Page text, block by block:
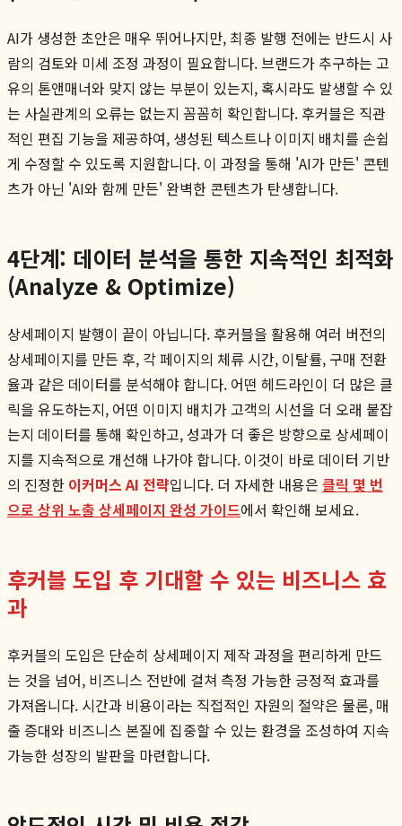
AI가 생성한 초안은 매우 뛰어나지만, 최종 발행 전에는 반드시 사
람의 검토와 미세 조정 과정이 필요합니다. 브랜드가 추구하는 고
유의 톤앤매너와 맞지 않는 부분이 있는지, 혹시라도 발생할 수 있
는 사실관계의 오류는 없는지 꼼꼼히 확인합니다. 후커블은 직관
적인 편집 기능을 제공하여, 생성된 텍스트나 이미지 배치를 손쉽
게 수정할 수 있도록 지원합니다. 이 과정을 통해 'AI가 만든' 콘텐
츠가 아닌 'AI와 함께 만든' 완벽한 콘텐츠가 탄생합니다.
4단계: 데이터 분석을 통한 지속적인 최적화
(Analyze & Optimize)
상세페이지 발행이 끝이 아닙니다. 후커블을 활용해 여러 버전의
상세페이지를 만든 후, 각 페이지의 체류 시간, 이탈률, 구매 전환
율과 같은 데이터를 분석해야 합니다. 어떤 헤드라인이 더 많은 클
릭을 유도하는지, 어떤 이미지 배치가 고객의 시선을 더 오래 붙잡
는지 데이터를 통해 확인하고, 성과가 더 좋은 방향으로 상세페이
지를 지속적으로 개선해 나가야 합니다. 이것이 바로 데이터 기반
의 진정한 이커머스 AI 전략입니다. 더 자세한 내용은 클릭 몇 번
으로 상위 노출 상세페이지 완성 가이드에서 확인해 보세요.
후커블 도입 후 기대할 수 있는 비즈니스 효
과
후커블의 도입은 단순히 상세페이지 제작 과정을 편리하게 만드
는 것을 넘어, 비즈니스 전반에 걸쳐 측정 가능한 긍정적 효과를
가져옵니다. 시간과 비용이라는 직접적인 자원의 절약은 물론, 매
출 증대와 비즈니스 본질에 집중할 수 있는 환경을 조성하여 지속
가능한 성장의 발판을 마련합니다.